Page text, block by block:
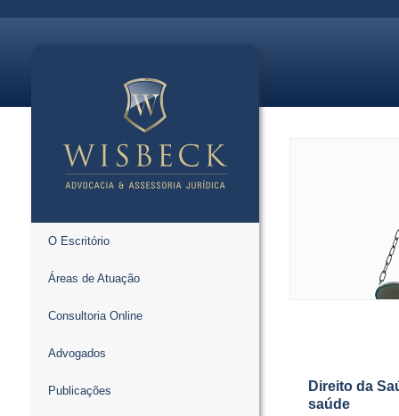
O Escritório
Áreas de Atuação
Consultoria Online
Advogados
Publicações
Direito da
saúde